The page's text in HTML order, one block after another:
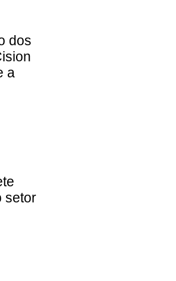
dos
a
setor